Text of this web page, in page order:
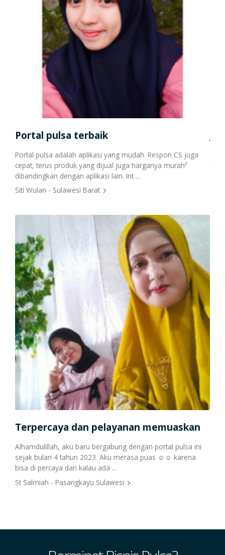
Cetak Struk Token & PPOB
Transaksi Via API
Portal pulsa terbaik
Portal pulsa adalah aplikasi yang mudah. Respon CS juga
cepat, terus produk yang dijual juga harganya murah²
dibandingkan dengan aplikasi lain. Int ...
Siti Wulan - Sulawesi Barat
Terpercaya dan pelayanan memuaskan
Alhamdulillah, aku baru bergabung dengan portal pulsa ini
sejak bulan 4 tahun 2023. Aku merasa puas ☺️☺️ karena
bisa di percaya dan kalau ada ...
St Salmiah - Pasangkayu Sulawesi